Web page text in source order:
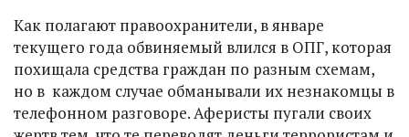
Как полагают правоохранители, в январе
текущего года обвиняемый влился в ОПГ, которая
похищала средства граждан по разным схемам,
но в каждом случае обманывали их незнакомцы в
телефонном разговоре. Аферисты пугали своих